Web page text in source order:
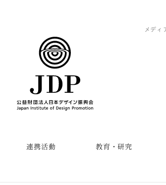
メディ
連携活動 教育・研究